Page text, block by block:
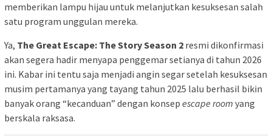
memberikan lampu hijau untuk melanjutkan kesuksesan salah
satu program unggulan mereka.
Ya, The Great Escape: The Story Season 2 resmi dikonfirmasi
akan segera hadir menyapa penggemar setianya di tahun 2026
ini. Kabar ini tentu saja menjadi angin segar setelah kesuksesan
musim pertamanya yang tayang tahun 2025 lalu berhasil bikin
banyak orang “kecanduan” dengan konsep escape room yang
berskala raksasa.